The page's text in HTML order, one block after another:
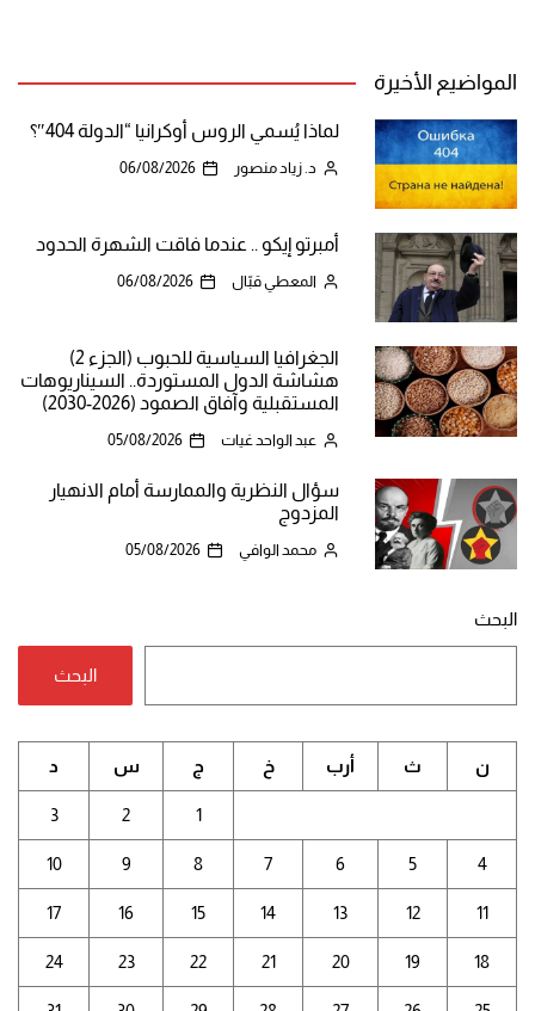
المواضيع الأخيرة
لماذا يُسمي الروس أوكرانيا “الدولة 404″؟
د. زياد منصور 06/08/2026
أمبرتو إيكو .. عندما فاقت الشهرة الحدود
المعطي قبّال 06/08/2026
الجغرافيا السياسية للحبوب (الجزء 2)
هشاشة الدول المستوردة.. السيناريوهات
المستقبلية وآفاق الصمود (2026-2030)
عبد الواحد غيات 05/08/2026
سؤال النظرية والممارسة أمام الانهيار
المزدوج
محمد الوافي 05/08/2026
البحث
البحث
ن ث أرب خ ج س د
1
2
3
4
5
6
7
8
9
10
11
12
13
14
15
16
17
18
19
20
21
22
23
24